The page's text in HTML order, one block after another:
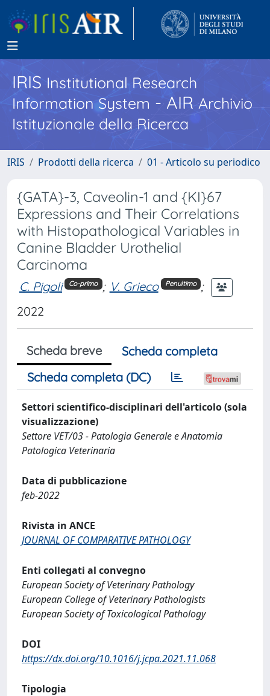
IRISInstitutional Research
Information System - AIR Archivio
Istituzionale della Ricerca
IRIS Prodotti della ricerca 01 - Articolo su periodico
{GATA}-3, Caveolin-1 and {KI}67
Expressions and Their Correlations
with Histopathological Variables in
Canine Bladder Urothelial
Carcinoma
C. Pigoli Co-primo ; V. Grieco Penultimo
;
2022
Scheda breve
Scheda completa
Scheda completa (DC)
Settori scientifico-disciplinari dell'articolo (sola
visualizzazione)
Settore VET/03 - Patologia Generale e Anatomia
Patologica Veterinaria
Data di pubblicazione
feb-2022
Rivista in ANCE
JOURNAL OF COMPARATIVE PATHOLOGY
Enti collegati al convegno
European Society of Veterinary Pathology
European College of Veterinary Pathologists
European Society of Toxicological Pathology
DOI
https://dx.doi.org/10.1016/j.jcpa.2021.11.068
Tipologia